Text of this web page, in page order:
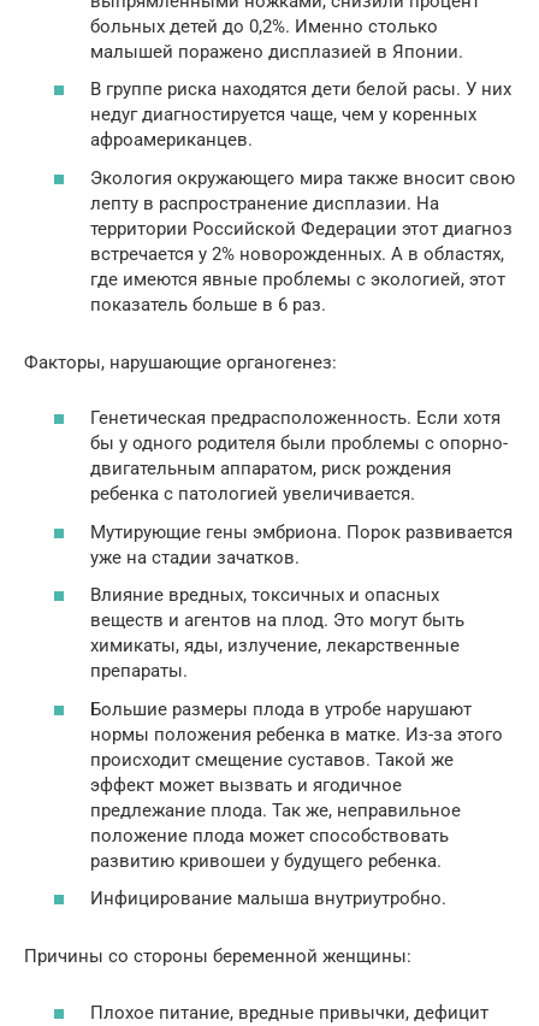
больных детей до 0,2%. Именно столько
малышей поражено дисплазией в Японии.
В группе риска находятся дети белой расы. У них
недуг диагностируется чаще, чем у коренных
афроамериканцев.
Экология окружающего мира также вносит свою
лепту в распространение дисплазии. На
территории Российской Федерации этот диагноз
встречается у 2% новорожденных. А в областях,
где имеются явные проблемы с экологией, этот
показатель больше в 6 раз.
Факторы, нарушающие органогенез:
Генетическая предрасположенность. Если хотя
бы у одного родителя были проблемы с опорно-
двигательным аппаратом, риск рождения
ребенка с патологией увеличивается.
Мутирующие гены эмбриона. Порок развивается
уже на стадии зачатков.
Влияние вредных, токсичных и опасных
веществ и агентов на плод. Это могут быть
химикаты, яды, излучение, лекарственные
препараты.
Большие размеры плода в утробе нарушают
нормы положения ребенка в матке. Из-за этого
происходит смещение суставов. Такой же
эффект может вызвать и ягодичное
предлежание плода. Так же, неправильное
положение плода может способствовать
развитию кривошеи у будущего ребенка.
Инфицирование малыша внутриутробно.
Причины со стороны беременной женщины:
Плохое питание, вредные привычки, дефицит